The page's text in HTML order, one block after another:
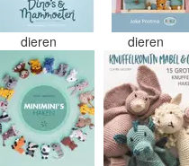
dieren dieren